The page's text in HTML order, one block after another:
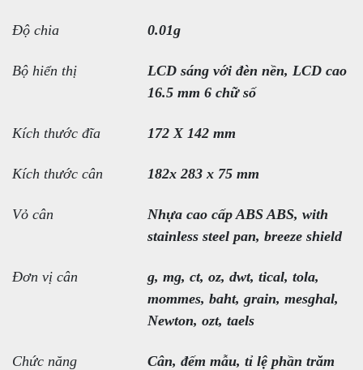
Độ chia 0.01g
Bộ hiển thị
LCD sáng với đèn nền, LCD cao
16.5 mm 6 chữ số
Kích thước đĩa 172 X 142 mm
Kích thước cân 182x 283 x 75 mm
Vỏ cân
Nhựa cao cấp ABS ABS, with
stainless steel pan, breeze shield
Đơn vị cân
g, mg, ct, oz, dwt, tical, tola,
mommes, baht, grain, mesghal,
Newton, ozt, taels
Chức năng
Cân, đếm mẫu, tỉ lệ phần trăm